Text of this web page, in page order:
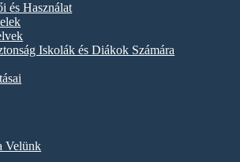
Velünk
és Használat
Iskolák és Diákok Számára